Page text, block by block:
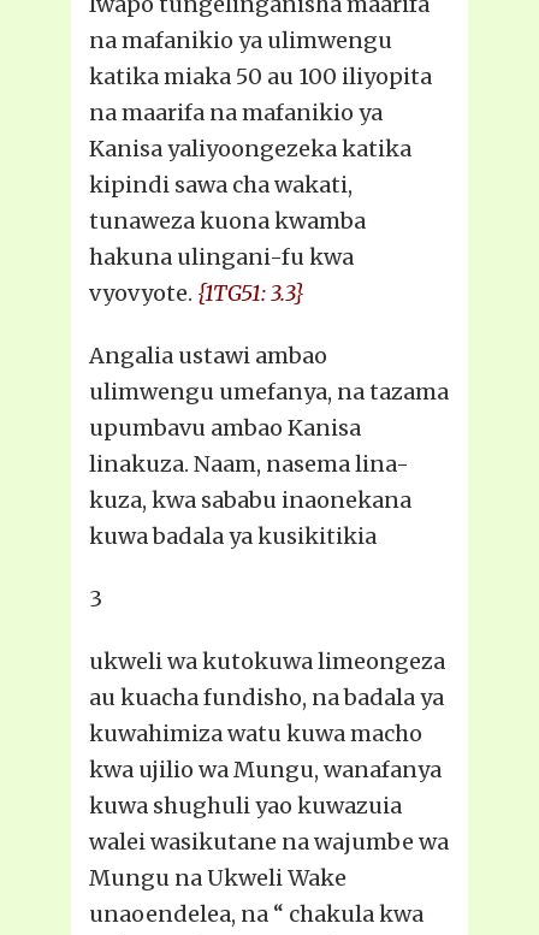
na mafanikio ya ulimwengu
katika miaka 50 au 100 iliyopita
na maarifa na mafanikio ya
Kanisa yaliyoongezeka katika
kipindi sawa cha wakati,
tunaweza kuona kwamba
hakuna ulingani-fu kwa
vyovyote. {1TG51: 3.3}
Angalia ustawi ambao
ulimwengu umefanya, na tazama
upumbavu ambao Kanisa
linakuza. Naam, nasema lina-
kuza, kwa sababu inaonekana
kuwa badala ya kusikitikia
3
ukweli wa kutokuwa limeongeza
au kuacha fundisho, na badala ya
kuwahimiza watu kuwa macho
kwa ujilio wa Mungu, wanafanya
kuwa shughuli yao kuwazuia
walei wasikutane na wajumbe wa
Mungu na Ukweli Wake
unaoendelea, na “ chakula kwa